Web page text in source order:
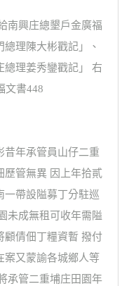
南興庄總墾戶金廣福
理陳大彬戳記」、
總理姜秀鑾戳記」 右
文書448
昔年承管員山仔二重
歷管無異 因上年拾貳
一帶設隘募丁分駐巡
未成無租可收年需隘
顧倩佃丁糧資暫 撥付
案又蒙諭各城鄉人等
承管二重埔庄田園年